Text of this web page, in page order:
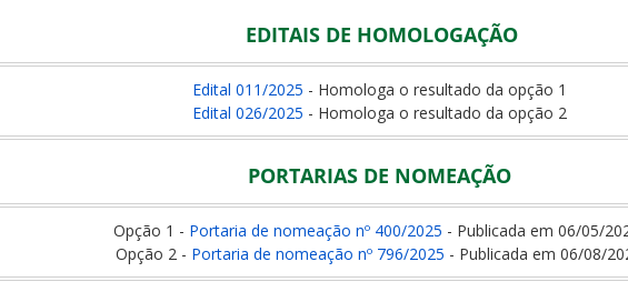
EDITAIS DE HOMOLOGAÇÃO
Edital 011/2025 - Homologa o resultado da opção 1
Edital 026/2025 - Homologa o resultado da opção 2
PORTARIAS DE NOMEAÇÃO
Opção 1 - Portaria de nomeação nº 400/2025 - Publicada em 06/05/
Opção 2 - Portaria de nomeação nº 796/2025 - Publicada em 06/08/